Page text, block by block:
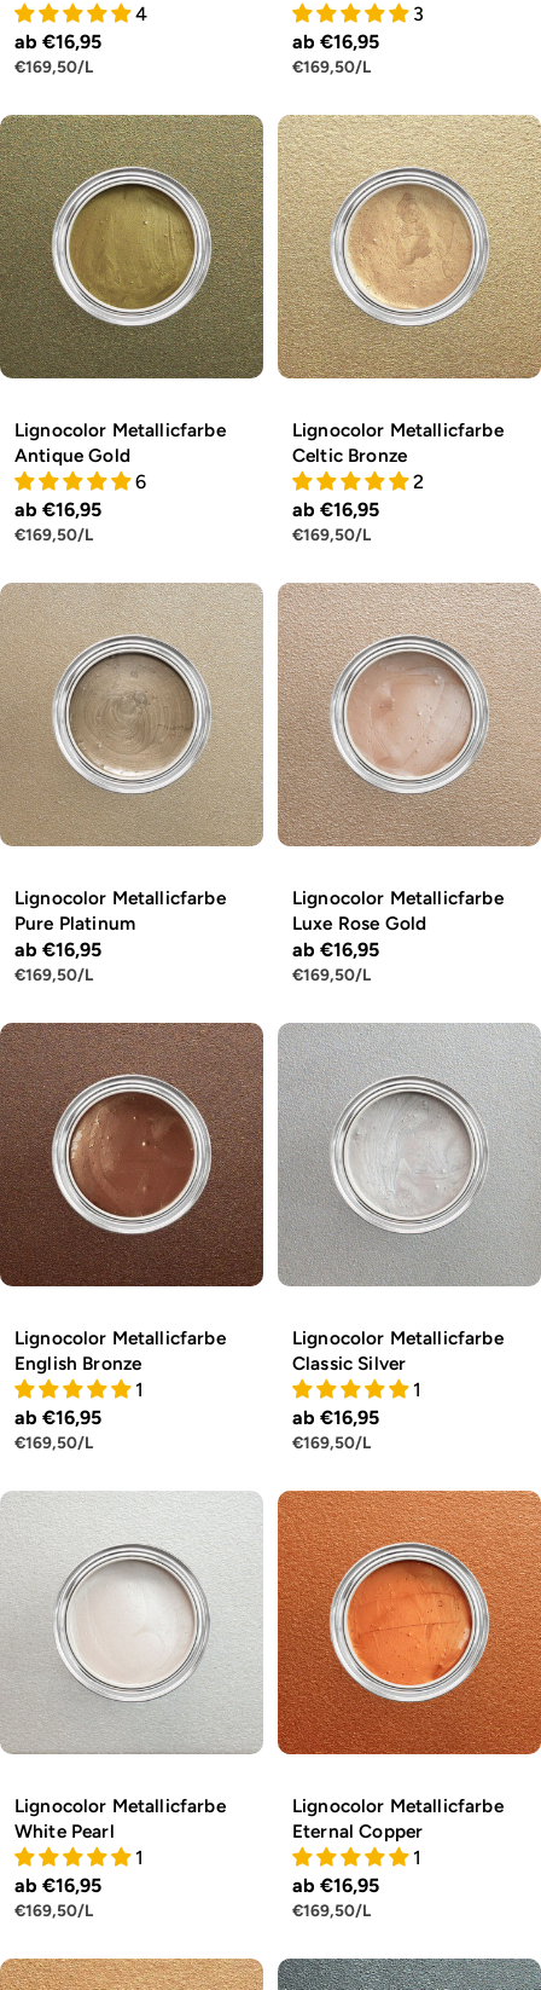
4
Regulärer
Preis
ab €16,95
STÜCKPREIS
€169,50/PRO
L
3
Regulärer
Preis
ab €16,95
STÜCKPREIS
€169,50/PRO
L
Lignocolor Metallicfarbe
Antique Gold
6
Regulärer
Preis
ab €16,95
STÜCKPREIS
€169,50/PRO
L
Lignocolor Metallicfarbe
Celtic Bronze
2
Regulärer
Preis
ab €16,95
STÜCKPREIS
€169,50/PRO
L
Lignocolor Metallicfarbe
Pure Platinum
Regulärer
Preis
ab €16,95
STÜCKPREIS
€169,50/PRO
L
Lignocolor Metallicfarbe
Luxe Rose Gold
Regulärer
Preis
ab €16,95
STÜCKPREIS
€169,50/PRO
L
Lignocolor Metallicfarbe
English Bronze
1
Regulärer
Preis
ab €16,95
STÜCKPREIS
€169,50/PRO
L
Lignocolor Metallicfarbe
Classic Silver
1
Regulärer
Preis
ab €16,95
STÜCKPREIS
€169,50/PRO
L
Lignocolor Metallicfarbe
White Pearl
1
Regulärer
Preis
ab €16,95
STÜCKPREIS
€169,50/PRO
L
Lignocolor Metallicfarbe
Eternal Copper
1
Regulärer
Preis
ab €16,95
STÜCKPREIS
€169,50/PRO
L